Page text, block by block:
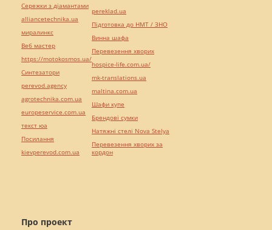
Про проект
Сережки з діамантами
alliancetechnika.ua
миралинкс
Веб мастер
https://motokosmos.ua/
Синтезатори
perevod.agency
agrotechnika.com.ua
europeservice.com.ua
текст юа
Посилання
kievperevod.com.ua
pereklad.ua
Підготовка до НМТ / ЗНО
Винна шафа
Перевезення хворих
hospice-life.com.ua/
mk-translations.ua
maltina.com.ua
Шафи купе
Брендові сумки
Натяжні стелі Nova Stelya
Перевезення хворих за
кордон